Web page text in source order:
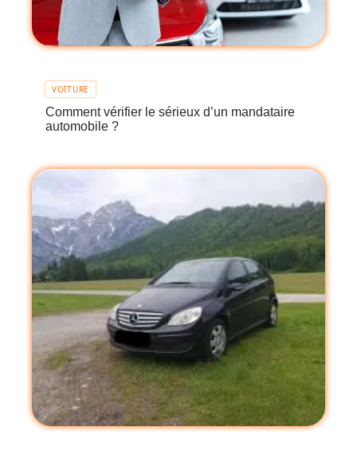
VOITURE
Comment vérifier le sérieux d’un mandataire
automobile ?